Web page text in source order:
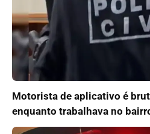
Motorista de aplicativo é
enquanto trabalhava no